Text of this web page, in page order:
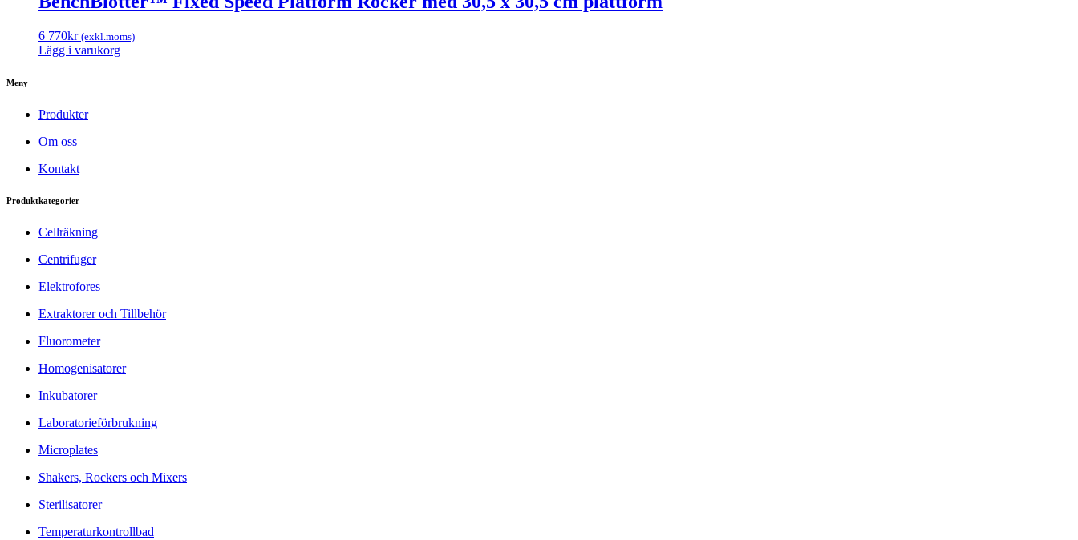
6 770kr (exkl.moms)
Lägg i varukorg
Meny
Produkter
Om oss
Kontakt
Produktkategorier
Cellräkning
Centrifuger
Elektrofores
Extraktorer och Tillbehör
Fluorometer
Homogenisatorer
Inkubatorer
Laboratorieförbrukning
Microplates
Shakers, Rockers och Mixers
Sterilisatorer
Temperaturkontrollbad